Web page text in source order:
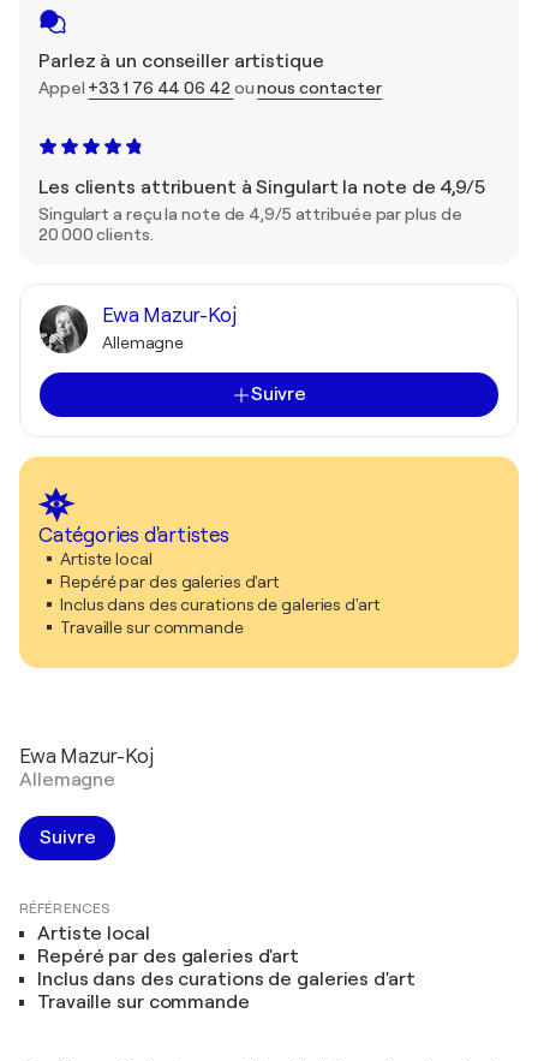
Parlez à un conseiller artistique
Appel +33 1 76 44 06 42ounous contacter
Les clients attribuent à Singulart la note de 4,9/5
Singulart a reçu la note de 4,9/5 attribuée par plus de
20 000 clients.
Ewa Mazur-Koj
Allemagne
Suivre
Catégories d'artistes
Artiste local
Repéré par des galeries d'art
Inclus dans des curations de galeries d'art
Travaille sur commande
Ewa Mazur-Koj
Allemagne
Suivre
RÉFÉRENCES
Artiste local
Repéré par des galeries d'art
Inclus dans des curations de galeries d'art
Travaille sur commande